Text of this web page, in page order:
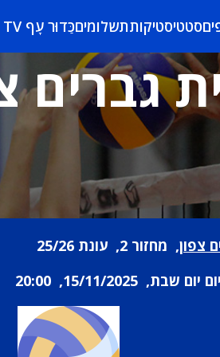
סטטיסטיקותתשלומיםכַּדוּר עָף TV
גברים
צפון, מחזור 2, עונת 25/26
שבת, 15/11/2025, 20:00